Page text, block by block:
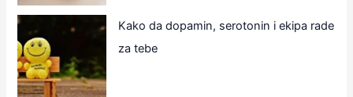
Kako da dopamin, serotonin i ekipa rade
za tebe